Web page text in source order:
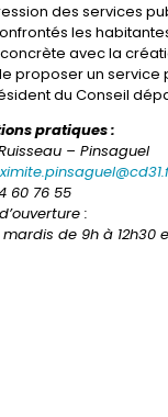
des services
les
avec la
proposer un service
du Conseil
pratiques :
– Pinsaguel
60 76 55
:
de 9h à 12h30